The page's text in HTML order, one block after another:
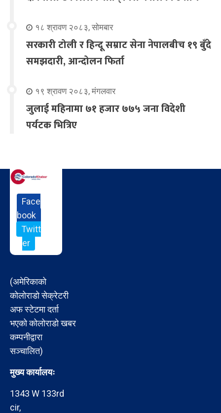
१८ श्रावण २०८३, सोमबार
सरकारी टोली र हिन्दू सम्राट सेना नेपालबीच १९ बुँदे
समझदारी, आन्दोलन फिर्ता
१९ श्रावण २०८३, मंगलवार
जुलाई महिनामा ७१ हजार ७७५ जना विदेशी
पर्यटक भित्रिए
Face
book
Twitt
er
(अमेरिकाको
कोलोराडो सेक्रेटरी
अफ स्टेटमा दर्ता
भएको कोलोराडो खबर
कम्पनीद्वारा
सञ्चालित)
मुख्य कार्यालयः
1343 W 133rd
cir,